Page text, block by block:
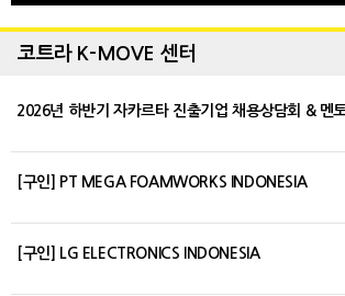
코트라 K-MOVE 센터
2026년 하반기 자카르타 진출기업 채용상담회 & 멘
[구인] PT MEGA FOAMWORKS INDONESIA
[구인] LG ELECTRONICS INDONESIA